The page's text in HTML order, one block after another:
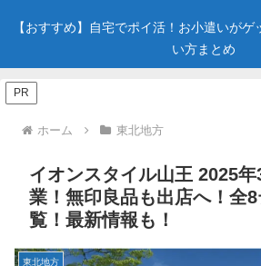
【おすすめ】自宅でポイ活！お小遣いが
い方まとめ
PR
ホーム 東北地方
イオンスタイル山王 2025
業！無印良品も出店へ！全
覧！最新情報も！
東北地方